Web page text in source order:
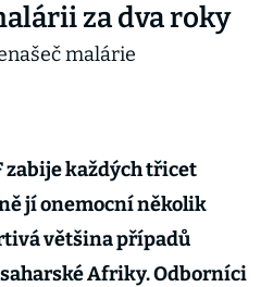
za dva roky
zabije každých třicet
jí onemocní několik
většina případů
Afriky. Odborníci